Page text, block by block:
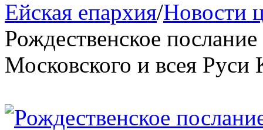
Ейская епархия/Новости
Рождественское
Московского и всея Руси